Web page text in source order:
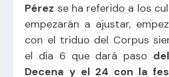
Pérez se ha referido a los
empezarán a ajustar,
con el triduo del Corpus
el día 6 que dará paso
Decena y el 24 con la